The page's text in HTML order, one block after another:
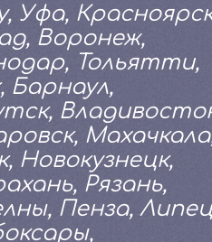
Уфа,
Воронеж,
Тольятти,
Барнаул,
Новокузнецк,
Рязань,
Пенза,